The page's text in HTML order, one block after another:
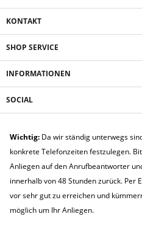
KONTAKT
SHOP SERVICE
INFORMATIONEN
SOCIAL
Wichtig: Da wir ständig unterwegs
konkrete Telefonzeiten festzulegen.
Anliegen auf den Anrufbeantworter
innerhalb von 48 Stunden zurück. Per
vor sehr gut zu erreichen und
möglich um Ihr Anliegen.